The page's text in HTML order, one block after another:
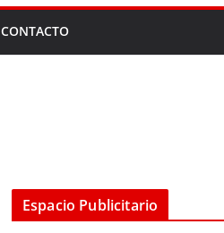
CONTACTO
Espacio Publicitario